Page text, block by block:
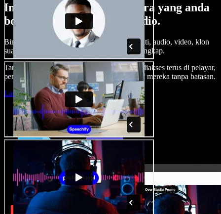
Ini hanya sebahagian perkara yang anda
boleh buat di Speechify Studio.
Bina suara latar, tambah imej stok tanpa royalti, audio, video, klon
suara anda, untuk projek audio video yang lengkap.
Tanpa keluk pembelajaran dan semua boleh diakses terus di pelayar,
pencipta boleh realisasikan segala idea kreatif mereka tanpa batasan.
Lancarkan Studio